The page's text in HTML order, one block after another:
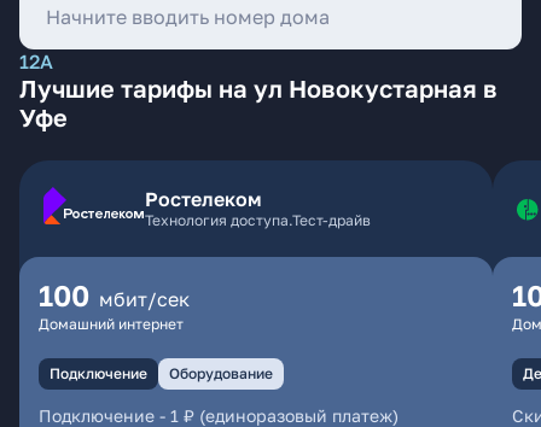
12А
Лучшие тарифы на ул Новокустарная в
Уфе
Ростелеком
Технология доступа.Тест-драйв
100 мбит/сек
Домашний интернет
Подключение Оборудование
Подключение - 1 ₽ (единоразовый платеж)